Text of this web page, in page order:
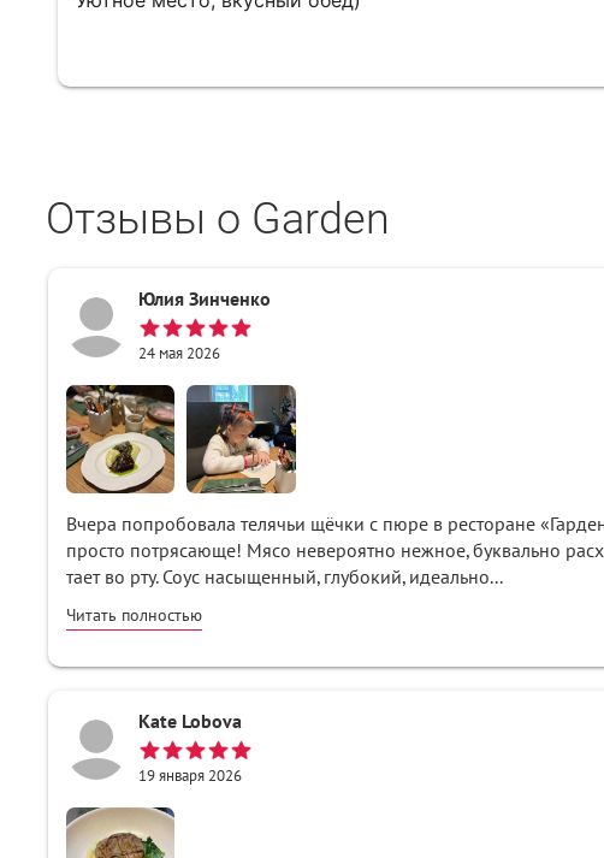
Отзывы о Garden
Юлия Зинченко
24 мая 2026
Вчера попробовала телячьи щёчки с пюре в ресторане
просто потрясающе! Мясо невероятно нежное, буквально
тает во рту. Соус насыщенный, глубокий, идеально...
Читать полностью
Kate Lobova
19 января 2026